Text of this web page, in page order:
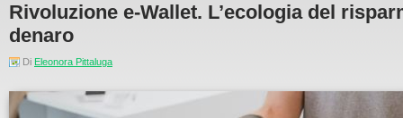
Rivoluzione e-Wallet. L’ecologia del
denaro
Di Eleonora Pittaluga